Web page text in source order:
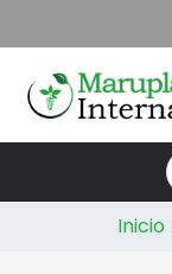
Inicio